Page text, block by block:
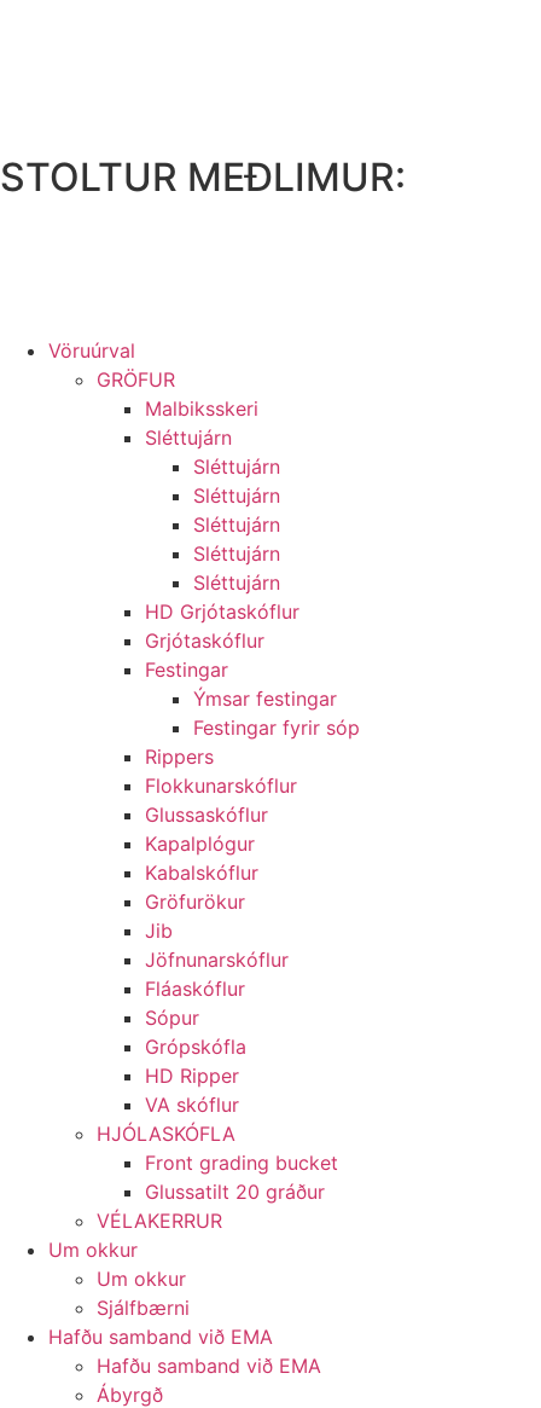
STOLTUR MEÐLIMUR:
Vöruúrval
GRÖFUR
Malbiksskeri
Sléttujárn
Sléttujárn
Sléttujárn
Sléttujárn
Sléttujárn
Sléttujárn
HD Grjótaskóflur
Grjótaskóflur
Festingar
Ýmsar festingar
Festingar fyrir sóp
Rippers
Flokkunarskóflur
Glussaskóflur
Kapalplógur
Kabalskóflur
Gröfurökur
Jib
Jöfnunarskóflur
Fláaskóflur
Sópur
Grópskófla
HD Ripper
VA skóflur
HJÓLASKÓFLA
Front grading bucket
Glussatilt 20 gráður
VÉLAKERRUR
Um okkur
Um okkur
Sjálfbærni
Hafðu samband við EMA
Hafðu samband við EMA
Ábyrgð